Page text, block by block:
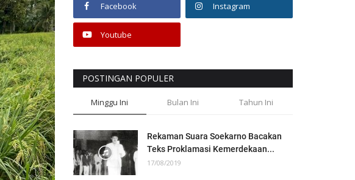
Facebook Instagram
Youtube
POSTINGAN POPULER
Minggu Ini Bulan Ini Tahun Ini
Rekaman Suara Soekarno Bacakan
Teks Proklamasi Kemerdekaan...
17/08/2019